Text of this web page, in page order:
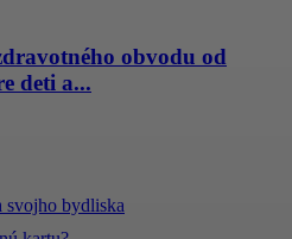
obvodu od
deti a...
svojho bydliska